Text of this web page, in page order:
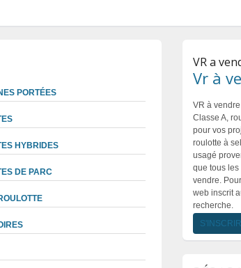
PORTÉES
HYBRIDES
DE PARC
VR a
Vr à
VR à
Classe A,
pour vos
roulotte à
usagé
que tous
vendre.
web inscrit
recherche.